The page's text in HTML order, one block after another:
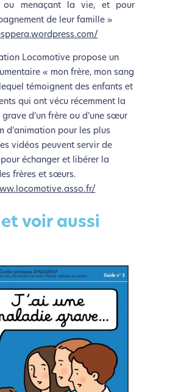
ça vous
aussi !
ou menaçant la vie, et pour
de leur famille »
Locomotive propose un
« mon frère, mon sang
témoignent des enfants et
qui ont vécu récemment la
d’un frère ou d’une sœur
d’animation pour les plus
vidéos peuvent servir de
échanger et libérer la
frères et sœurs.
voir aussi